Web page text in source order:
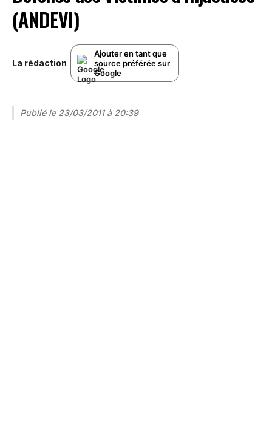
(ANDEVI)
La rédaction
Ajouter en tant que
source préférée sur
Google
Publié le 23/03/2011 à 20:39